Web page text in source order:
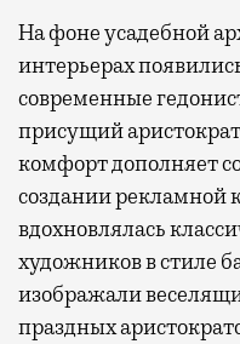
На фоне усадебной
интерьерах
современные
присущий
комфорт дополняет
создании рекламной
вдохновлялась
художников в стиле
изображали
праздных